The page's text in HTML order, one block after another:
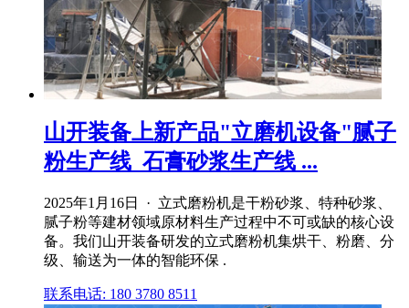
山开装备上新产品"立磨机设备"腻子
粉生产线_石膏砂浆生产线 ...
2025年1月16日 · 立式磨粉机是干粉砂浆、特种砂浆、
腻子粉等建材领域原材料生产过程中不可或缺的核心设
备。我们山开装备研发的立式磨粉机集烘干、粉磨、分
级、输送为一体的智能环保 .
联系电话: 180 3780 8511